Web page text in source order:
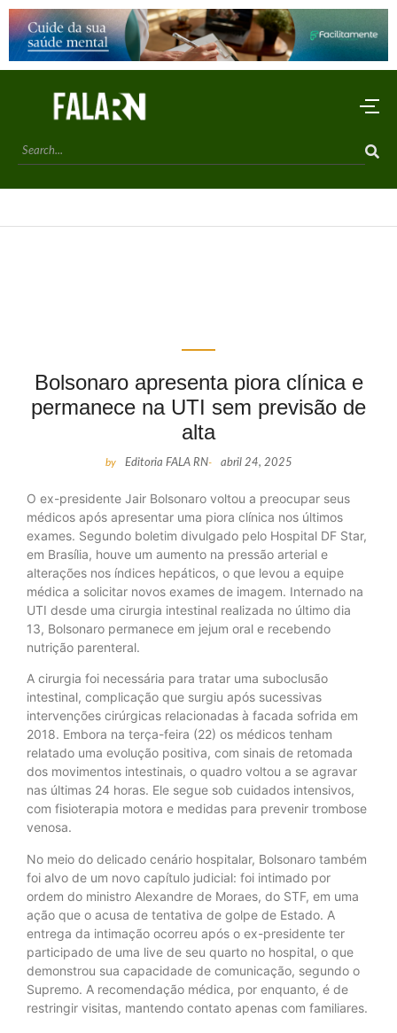
Bolsonaro apresenta piora clínica e
permanece na UTI sem previsão de
alta
by Editoria FALA RN- abril 24, 2025
O ex-presidente Jair Bolsonaro voltou a preocupar seus
médicos após apresentar uma piora clínica nos últimos
exames. Segundo boletim divulgado pelo Hospital DF Star,
em Brasília, houve um aumento na pressão arterial e
alterações nos índices hepáticos, o que levou a equipe
médica a solicitar novos exames de imagem. Internado na
UTI desde uma cirurgia intestinal realizada no último dia
13, Bolsonaro permanece em jejum oral e recebendo
nutrição parenteral.
A cirurgia foi necessária para tratar uma suboclusão
intestinal, complicação que surgiu após sucessivas
intervenções cirúrgicas relacionadas à facada sofrida em
2018. Embora na terça-feira (22) os médicos tenham
relatado uma evolução positiva, com sinais de retomada
dos movimentos intestinais, o quadro voltou a se agravar
nas últimas 24 horas. Ele segue sob cuidados intensivos,
com fisioterapia motora e medidas para prevenir trombose
venosa.
No meio do delicado cenário hospitalar, Bolsonaro também
foi alvo de um novo capítulo judicial: foi intimado por
ordem do ministro Alexandre de Moraes, do STF, em uma
ação que o acusa de tentativa de golpe de Estado. A
entrega da intimação ocorreu após o ex-presidente ter
participado de uma live de seu quarto no hospital, o que
demonstrou sua capacidade de comunicação, segundo o
Supremo. A recomendação médica, por enquanto, é de
restringir visitas, mantendo contato apenas com familiares.